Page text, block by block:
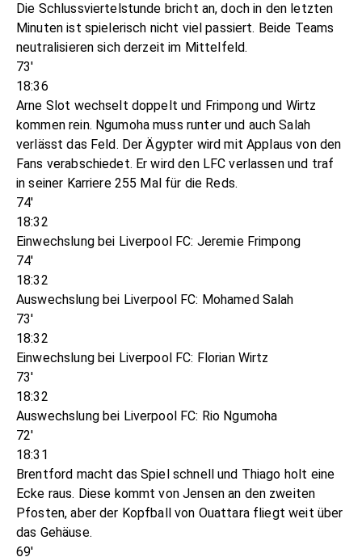
Die Schlussviertelstunde bricht an, doch in den letzten
Minuten ist spielerisch nicht viel passiert. Beide Teams
neutralisieren sich derzeit im Mittelfeld.
73'
18:36
Arne Slot wechselt doppelt und Frimpong und Wirtz
kommen rein. Ngumoha muss runter und auch Salah
verlässt das Feld. Der Ägypter wird mit Applaus von den
Fans verabschiedet. Er wird den LFC verlassen und traf
in seiner Karriere 255 Mal für die Reds.
74'
18:32
Einwechslung bei Liverpool FC: Jeremie Frimpong
74'
18:32
Auswechslung bei Liverpool FC: Mohamed Salah
73'
18:32
Einwechslung bei Liverpool FC: Florian Wirtz
73'
18:32
Auswechslung bei Liverpool FC: Rio Ngumoha
72'
18:31
Brentford macht das Spiel schnell und Thiago holt eine
Ecke raus. Diese kommt von Jensen an den zweiten
Pfosten, aber der Kopfball von Ouattara fliegt weit über
das Gehäuse.
69'